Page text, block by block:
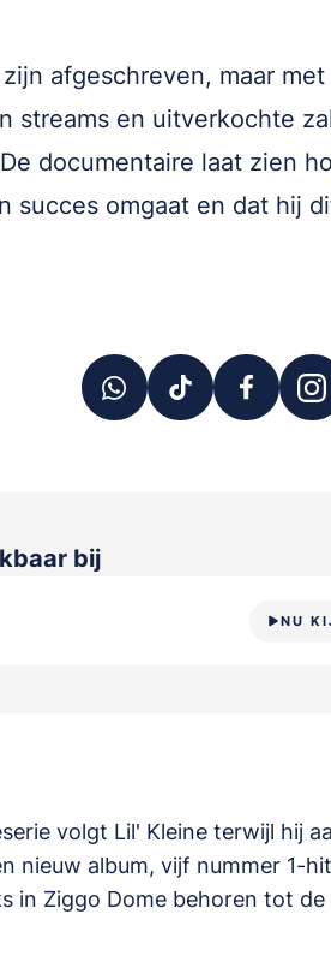
afgeschreven, maar met
streams en uitverkochte
documentaire laat zien
succes omgaat en dat hij
bij
NU
volgt Lil' Kleine terwijl hij
nieuw album, vijf nummer 1-
in Ziggo Dome behoren tot de